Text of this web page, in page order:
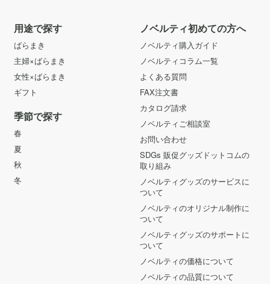
用途で探す
ばらまき
主婦×ばらまき
女性×ばらまき
ギフト
季節で探す
春
夏
秋
冬
ノベルティ初めての方へ
ノベルティ購入ガイド
ノベルティコラム一覧
よくある質問
FAX注文書
カタログ請求
ノベルティご相談室
お問い合わせ
SDGs 販促グッズドットコムの
取り組み
ノベルティグッズのサービスに
ついて
ノベルティのオリジナル制作に
ついて
ノベルティグッズのサポートに
ついて
ノベルティの価格について
ノベルティの品質について